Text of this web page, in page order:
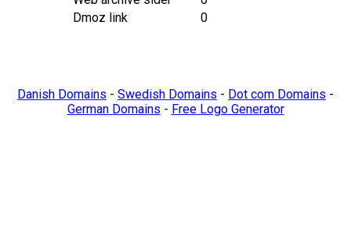
Dmoz link
0
Danish Domains - Swedish Domains - Dot com Domains -
German Domains - Free Logo Generator